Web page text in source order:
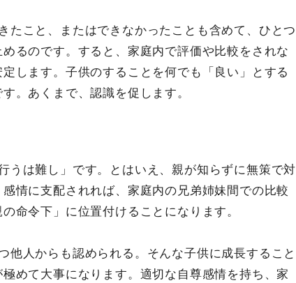
たこと、またはできなかったことも含めて、ひとつ
るのです。すると、家庭内で評価や比較をされな
します。子供のすることを何でも「良い」とする
。あくまで、認識を促します。
うは難し」です。とはいえ、親が知らずに無策で対
情に支配されれば、家庭内の兄弟姉妹間での比較
命令下」に位置付けることになります。
他人からも認められる。そんな子供に成長すること
めて大事になります。適切な自尊感情を持ち、家